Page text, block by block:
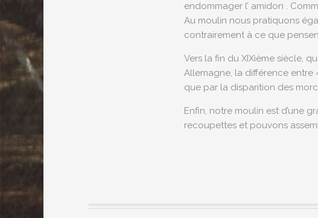
endommager l’ amidon .
Au moulin nous pratiquons
contrairement à ce que
Vers la fin du XIXième siècle,
Allemagne, la différence entre
que par la disparition des
Enfin, notre moulin est d’une
recoupettes et pouvons